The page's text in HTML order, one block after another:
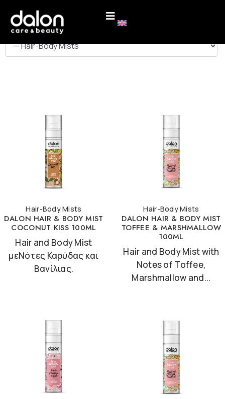
ΚΑΤΗΓΟΡΙΕΣ
Hair-Body Mists
DALON HAIR & BODY MIST
COCONUT KISS 100ML
Hair and Body Mist
μεΝότες Καρύδας και
Βανίλιας.
Hair-Body Mists
DALON HAIR & BODY MIST
TOFFEE & MARSHMALLOW
100ML
Hair and Body Mist with
Notes of Toffee,
Marshmallow and...